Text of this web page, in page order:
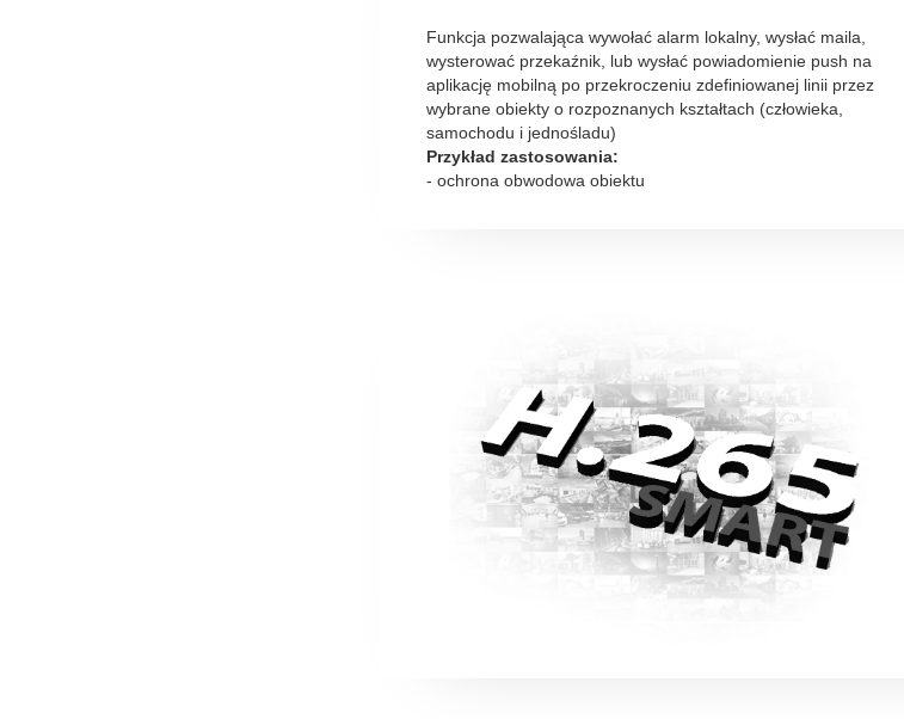
Funkcja pozwalająca wywołać alarm lokalny, wysłać maila,
wysterować przekaźnik, lub wysłać powiadomienie push na
aplikację mobilną po przekroczeniu zdefiniowanej linii przez
wybrane obiekty o rozpoznanych kształtach (człowieka,
samochodu i jednośladu)
Przykład zastosowania:
- ochrona obwodowa obiektu